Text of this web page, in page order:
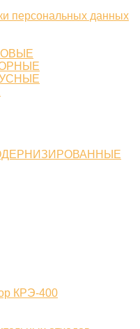
персональных данных
КРЭ-400